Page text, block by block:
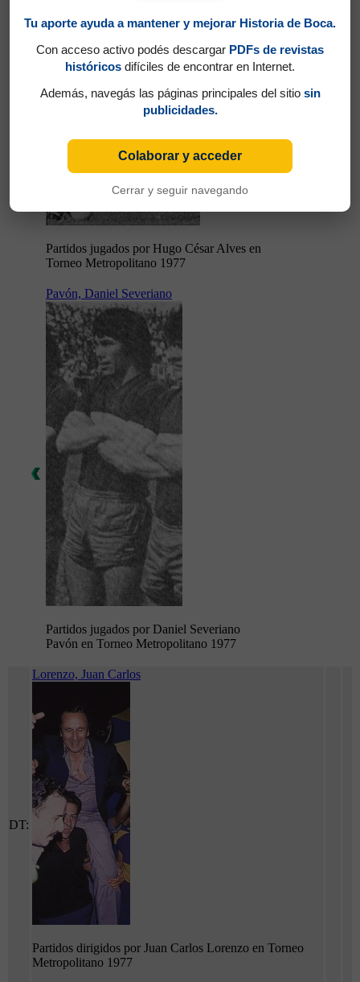
Partidos jugados por Hugo César Alves en
Torneo Metropolitano 1977
Pavón, Daniel Severiano
Partidos jugados por Daniel Severiano
Pavón en Torneo Metropolitano 1977
DT:
Lorenzo, Juan Carlos
Partidos dirigidos por Juan Carlos Lorenzo en Torneo
Metropolitano 1977
Tu aporte ayuda a mantener y mejorar Historia de Boca.
Con acceso activo podés descargar PDFs de revistas
históricos difíciles de encontrar en Internet.
Además, navegás las páginas principales del sitio sin
publicidades.
Colaborar y acceder
Cerrar y seguir navegando